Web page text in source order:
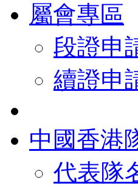
屬會專區
段證申
續證申
中國香港
代表隊